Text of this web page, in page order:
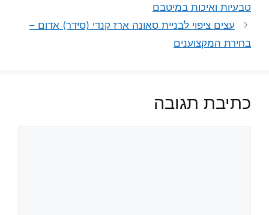
טבעיות ואיכות במיטבם
עצים ציפוי לבניית סאונה ארז קנדי (סידר) אדום –
בחירת המקצוענים
כתיבת תגובה